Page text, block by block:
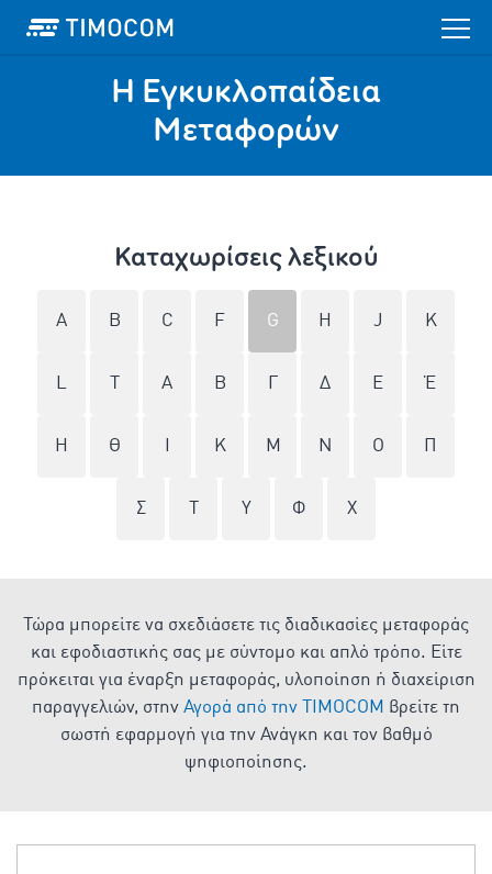
Η Εγκυκλοπαίδεια
Mεταφορών
Καταχωρίσεις λεξικού
A B C F G H J K
L Α Β Δ Ε Έ
Η Θ Κ Μ Ν Ο
Σ Υ Φ Χ
Τώρα μπορείτε να σχεδιάσετε τις διαδικασίες μεταφοράς
και εφοδιαστικής σας με σύντομο και απλό τρόπο. Είτε
πρόκειται για έναρξη μεταφοράς, υλοποίηση ή διαχείριση
παραγγελιών, στην Αγορά από την TIMOCOM βρείτε τη
σωστή εφαρμογή για την Ανάγκη και τον βαθμό
ψηφιοποίησης.